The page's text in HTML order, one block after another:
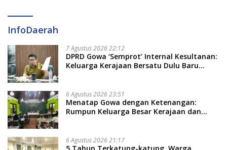
InfoDaerah
7 Agustus 2026 22:12
DPRD Gowa ‘Semprot’ Internal Kesultanan:
Keluarga Kerajaan Bersatu Dulu Baru
6 Agustus 2026 23:51
Menatap Gowa dengan Ketenangan:
Rumpun Keluarga Besar Kerajaan dan
Soal Adat dan Adab
6 Agustus 2026 21:17